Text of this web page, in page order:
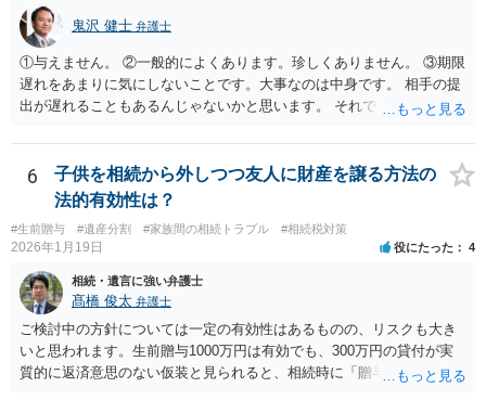
しょうか。
鬼沢 健士 弁護士
①与えません。 ②一般的によくあります。珍しくありません。 ③期限
遅れをあまりに気にしないことです。大事なのは中身です。 相手の提
出が遅れることもあるんじゃないかと思います。 それでもあなた有利
6
子供を相続から外しつつ友人に財産を譲る方法の
法的有効性は？
#生前贈与 #遺産分割 #家族間の相続トラブル #相続税対策
2026年1月19日 役にたった 4
相続・遺言に強い弁護士
髙橋 俊太 弁護士
ご検討中の方針については一定の有効性はあるものの、リスクも大き
いと思われます。生前贈与1000万円は有効でも、300万円の貸付が実
質的に返済意思のない仮装と見られると、相続時に「贈与」と評価さ